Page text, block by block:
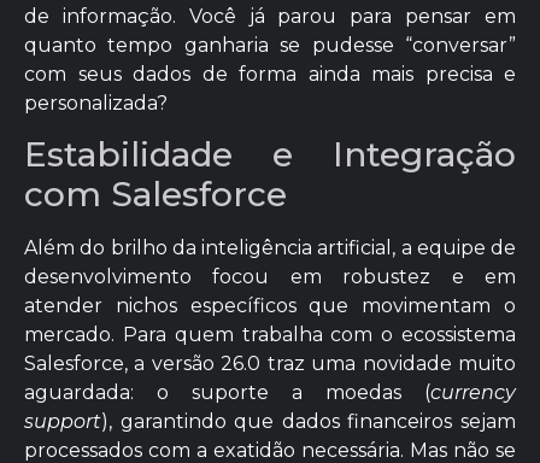
de informação. Você já parou para pensar em
quanto tempo ganharia se pudesse “conversar”
com seus dados de forma ainda mais precisa e
personalizada?
Estabilidade e Integração
com Salesforce
Além do brilho da inteligência artificial, a equipe de
desenvolvimento focou em robustez e em
atender nichos específicos que movimentam o
mercado. Para quem trabalha com o ecossistema
Salesforce, a versão 26.0 traz uma novidade muito
aguardada: o suporte a moedas (currency
support), garantindo que dados financeiros sejam
processados com a exatidão necessária. Mas não se